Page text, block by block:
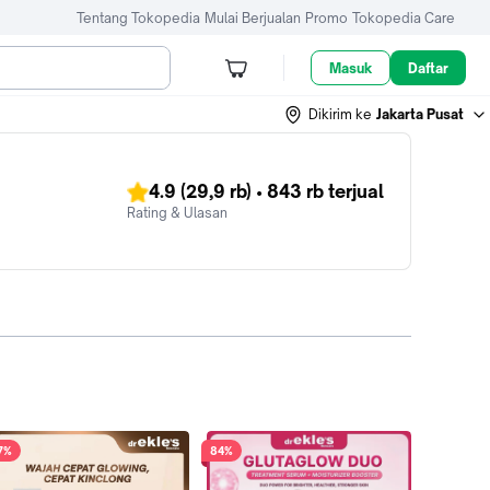
Tentang Tokopedia Mulai Berjualan Promo Tokopedia Care
Masuk Daftar
Dikirim ke Jakarta Pusat
4.9 (29,9 rb) • 843 rb terjual
Rating & Ulasan
84%